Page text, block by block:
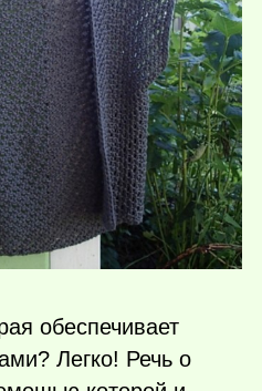
обеспечивает
Легко! Речь о